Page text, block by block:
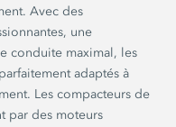
Avec des
une
conduite maximal, les
adaptés à
Les compacteurs de
par des moteurs